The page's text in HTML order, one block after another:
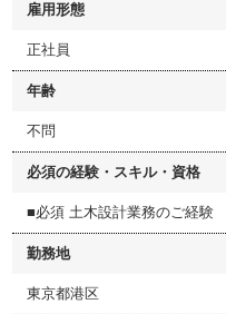
雇用形態
正社員
年齢
不問
必須の経験・スキル・資格
■必須 土木設計業務のご経験
勤務地
東京都港区